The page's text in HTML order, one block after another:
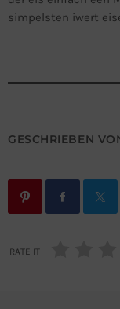
simpelsten iwert
GESCHRIEBEN
RATE IT